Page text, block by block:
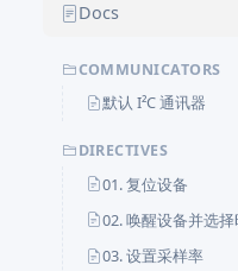
Docs
COMMUNICATORS
默认 I²C 通讯器
DIRECTIVES
01. 复位设备
02. 唤醒设备并选
03. 设置采样率